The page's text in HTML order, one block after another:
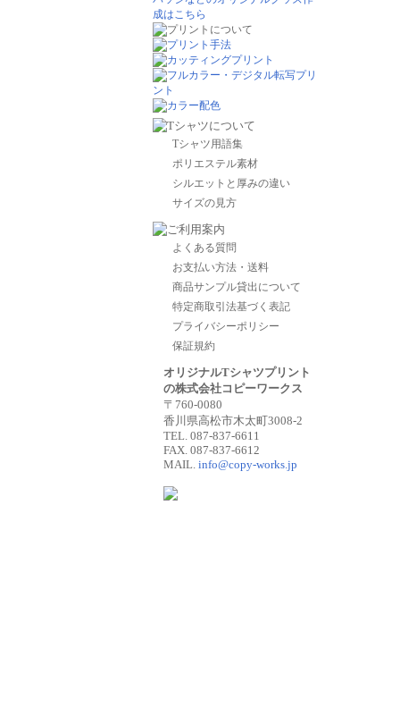
Tシャツ用語集
ポリエステル素材
シルエットと厚みの違い
サイズの見方
よくある質問
お支払い方法・送料
商品サンプル貸出について
特定商取引法基づく表記
プライバシーポリシー
保証規約
オリジナルTシャツプリント
の株式会社コピーワークス
〒760-0080
香川県高松市木太町3008-2
TEL. 087-837-6611
FAX. 087-837-6612
MAIL. info@copy-works.jp